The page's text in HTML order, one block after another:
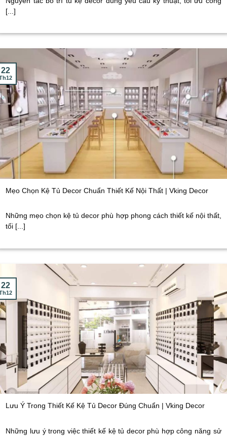
[...]
Mẹo Chọn Kệ Tủ Decor Chuẩn Thiết Kế Nội Thất | Vking Decor
Những mẹo chọn kệ tủ decor phù hợp phong cách thiết kế nội thất,
tối [...]
22
Lưu Ý Trong Thiết Kế Kệ Tủ Decor Đúng Chuẩn | Vking Decor
Những lưu ý trong việc thiết kế kệ tủ decor phù hợp công năng sử
22